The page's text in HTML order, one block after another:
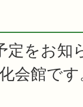
定をお知
会館で